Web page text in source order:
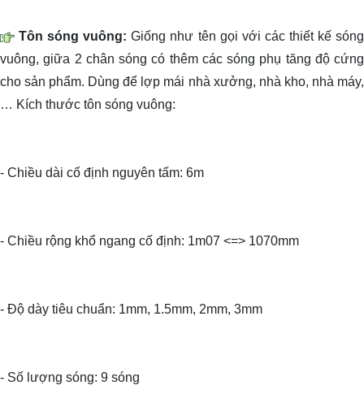
Tôn sóng vuông: Giống như tên gọi với các thiết kế sóng
vuông, giữa 2 chân sóng có thêm các sóng phụ tăng độ cứng
cho sản phẩm. Dùng để lợp mái nhà xưởng, nhà kho, nhà máy,
… Kích thước tôn sóng vuông:
- Chiều dài cố định nguyên tấm: 6m
- Chiều rộng khổ ngang cố định: 1m07 <=> 1070mm
- Độ dày tiêu chuẩn: 1mm, 1.5mm, 2mm, 3mm
- Số lượng sóng: 9 sóng